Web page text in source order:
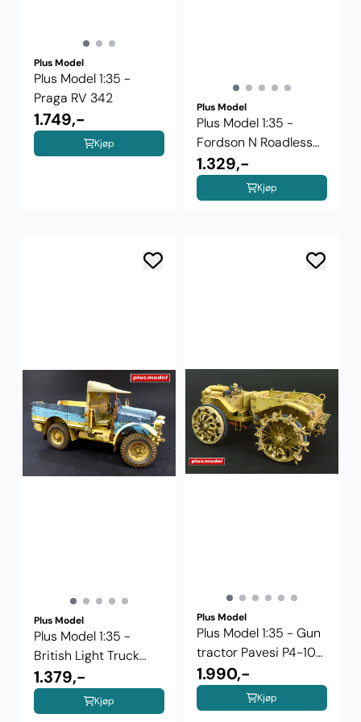
Plus Model
Plus Model 1:35 -
Praga RV 342
1.749,-
Kjøp
Plus Model
Plus Model 1:35 -
Fordson N Roadless
crawler 586
1.329,-
Kjøp
Plus Model
Plus Model 1:35 -
British Light Truck
Morris CS8 ...
1.379,-
Kjøp
Plus Model
Plus Model 1:35 - Gun
tractor Pavesi P4-100
model ...
1.990,-
Kjøp